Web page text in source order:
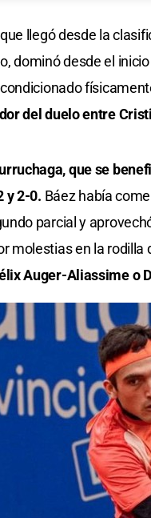
llegó desde la
dominó desde el
del duelo entre
que se
y 2-0. Báez había
parcial y
molestias en la rodilla
Auger-Aliassime o